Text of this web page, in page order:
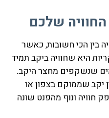
שלכם
בין הכי חשובות, כאשר
היא שחוויה ביקב תמיד
שנשקפים מחצר היקב.
יקב שממוקם בצפון או
ונוף מהפנט שונה